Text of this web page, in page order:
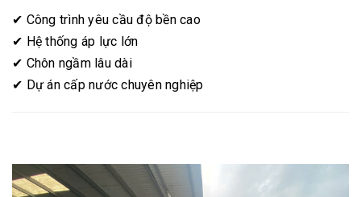
✔ Công trình yêu cầu độ bền cao
✔ Hệ thống áp lực lớn
✔ Chôn ngầm lâu dài
✔ Dự án cấp nước chuyên nghiệp